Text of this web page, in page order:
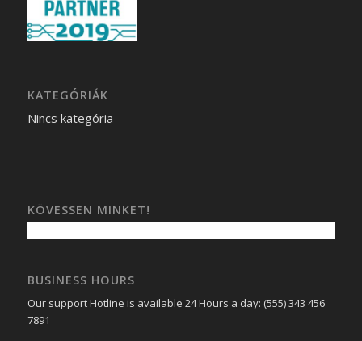
KATEGÓRIÁK
Nincs kategória
KÖVESSEN MINKET!
BUSINESS HOURS
Our support Hotline is available 24 Hours a day: (555) 343 456
7891